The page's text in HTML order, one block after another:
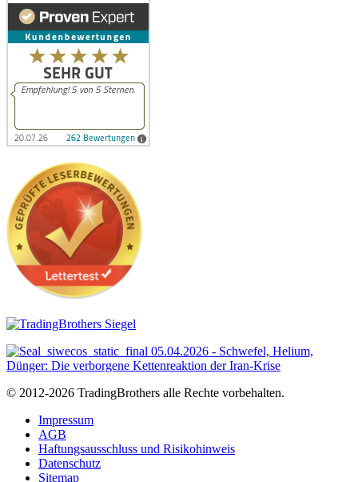
© 2012-2026 TradingBrothers alle Rechte vorbehalten.
Impressum
AGB
Haftungsausschluss und Risikohinweis
Datenschutz
Sitemap